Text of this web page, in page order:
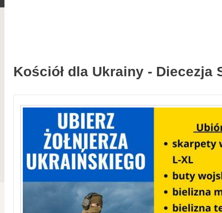
Kościół dla Ukrainy - Diecezja